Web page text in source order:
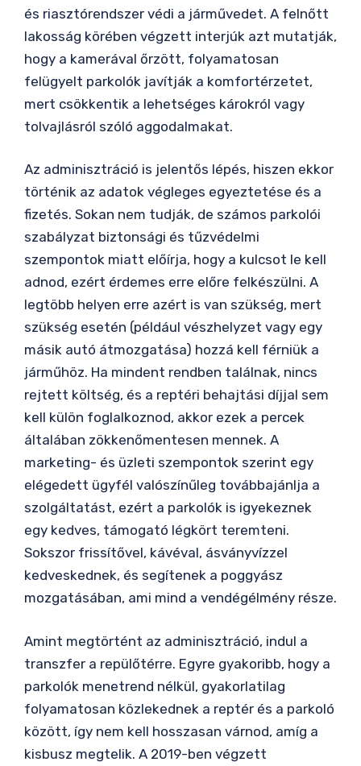
és riasztórendszer védi a járművedet. A felnőtt
lakosság körében végzett interjúk azt mutatják,
hogy a kamerával őrzött, folyamatosan
felügyelt parkolók javítják a komfortérzetet,
mert csökkentik a lehetséges károkról vagy
tolvajlásról szóló aggodalmakat.
Az adminisztráció is jelentős lépés, hiszen ekkor
történik az adatok végleges egyeztetése és a
fizetés. Sokan nem tudják, de számos parkolói
szabályzat biztonsági és tűzvédelmi
szempontok miatt előírja, hogy a kulcsot le kell
adnod, ezért érdemes erre előre felkészülni. A
legtöbb helyen erre azért is van szükség, mert
szükség esetén (például vészhelyzet vagy egy
másik autó átmozgatása) hozzá kell férniük a
járműhöz. Ha mindent rendben találnak, nincs
rejtett költség, és a reptéri behajtási díjjal sem
kell külön foglalkoznod, akkor ezek a percek
általában zökkenőmentesen mennek. A
marketing- és üzleti szempontok szerint egy
elégedett ügyfél valószínűleg továbbajánlja a
szolgáltatást, ezért a parkolók is igyekeznek
egy kedves, támogató légkört teremteni.
Sokszor frissítővel, kávéval, ásványvízzel
kedveskednek, és segítenek a poggyász
mozgatásában, ami mind a vendégélmény része.
Amint megtörtént az adminisztráció, indul a
transzfer a repülőtérre. Egyre gyakoribb, hogy a
parkolók menetrend nélkül, gyakorlatilag
folyamatosan közlekednek a reptér és a parkoló
között, így nem kell hosszasan várnod, amíg a
kisbusz megtelik. A 2019-ben végzett